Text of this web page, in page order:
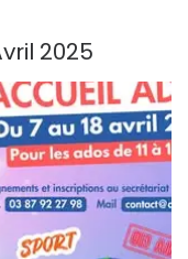
2025